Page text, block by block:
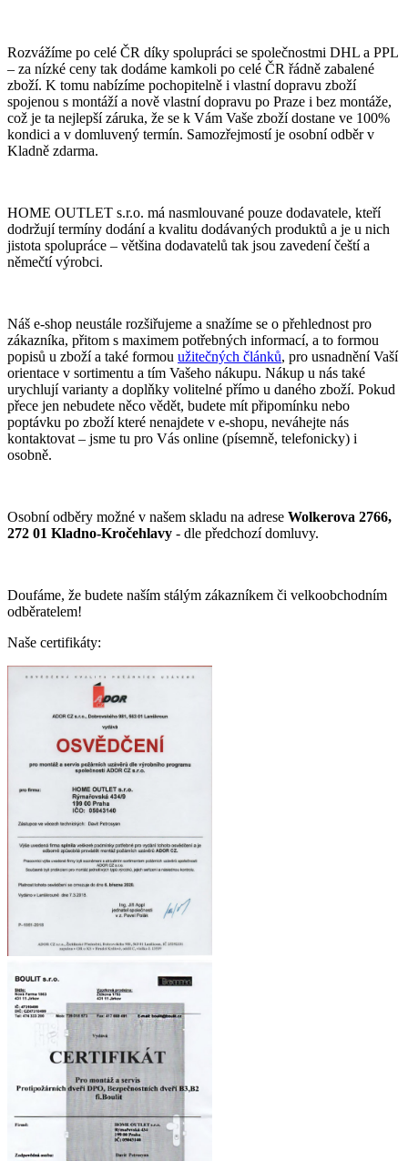
Rozvážíme po celé ČR díky spolupráci se společnostmi DHL a PPL
– za nízké ceny tak dodáme kamkoli po celé ČR řádně zabalené
zboží. K tomu nabízíme pochopitelně i vlastní dopravu zboží
spojenou s montáží a nově vlastní dopravu po Praze i bez montáže,
což je ta nejlepší záruka, že se k Vám Vaše zboží dostane ve 100%
kondici a v domluvený termín. Samozřejmostí je osobní odběr v
Kladně zdarma.
HOME OUTLET s.r.o. má nasmlouvané pouze dodavatele, kteří
dodržují termíny dodání a kvalitu dodávaných produktů a je u nich
jistota spolupráce – většina dodavatelů tak jsou zavedení čeští a
němečtí výrobci.
Náš e-shop neustále rozšiřujeme a snažíme se o přehlednost pro
zákazníka, přitom s maximem potřebných informací, a to formou
popisů u zboží a také formou užitečných článků, pro usnadnění Vaší
orientace v sortimentu a tím Vašeho nákupu. Nákup u nás také
urychlují varianty a doplňky volitelné přímo u daného zboží. Pokud
přece jen nebudete něco vědět, budete mít připomínku nebo
poptávku po zboží které nenajdete v e-shopu, neváhejte nás
kontaktovat – jsme tu pro Vás online (písemně, telefonicky) i
osobně.
Osobní odběry možné v našem skladu na adrese Wolkerova 2766,
272 01 Kladno-Kročehlavy - dle předchozí domluvy.
Doufáme, že budete naším stálým zákazníkem či velkoobchodním
odběratelem!
Naše certifikáty: